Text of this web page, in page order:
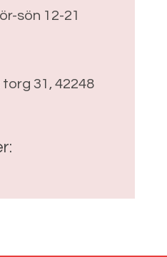
sön 12-21
31, 42248